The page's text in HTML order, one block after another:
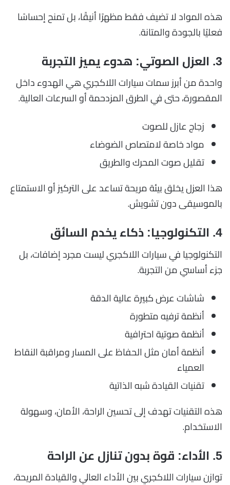
هذه المواد لا تضيف فقط مظهرًا أنيقًا، بل تمنح إحساسًا
فعليًا بالجودة والمتانة.
3. العزل الصوتي: هدوء يميز التجربة
واحدة من أبرز سمات سيارات اللاكجري هي الهدوء داخل
المقصورة، حتى في الطرق المزدحمة أو السرعات العالية.
زجاج عازل للصوت
مواد خاصة لامتصاص الضوضاء
تقليل صوت المحرك والطريق
هذا العزل يخلق بيئة مريحة تساعد على التركيز أو الاستمتاع
بالموسيقى دون تشويش.
4. التكنولوجيا: ذكاء يخدم السائق
التكنولوجيا في سيارات اللاكجري ليست مجرد إضافات، بل
جزء أساسي من التجربة.
شاشات عرض كبيرة عالية الدقة
أنظمة ترفيه متطورة
أنظمة صوتية احترافية
أنظمة أمان مثل الحفاظ على المسار ومراقبة النقاط
العمياء
تقنيات القيادة شبه الذاتية
هذه التقنيات تهدف إلى تحسين الراحة، الأمان، وسهولة
الاستخدام.
5. الأداء: قوة بدون تنازل عن الراحة
توازن سيارات اللاكجري بين الأداء العالي والقيادة المريحة،